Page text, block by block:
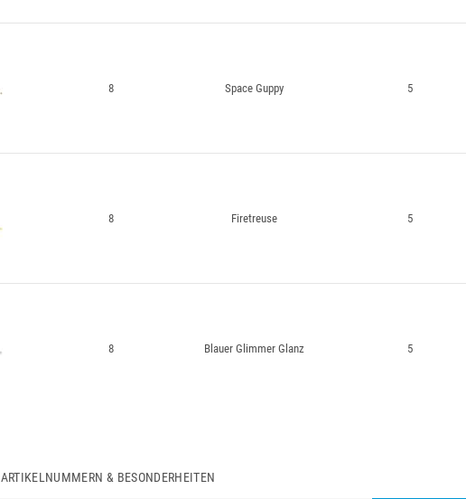
8 Space Guppy 5
8 Firetreuse 5
8 Blauer Glimmer Glanz 5
ARTIKELNUMMERN & BESONDERHEITEN